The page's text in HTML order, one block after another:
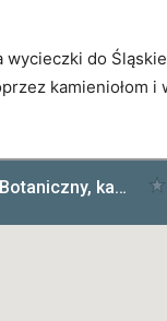
wycieczki do
kamieniołom i